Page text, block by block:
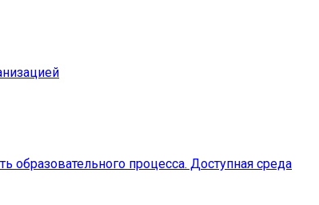
образовательного процесса. Доступная среда